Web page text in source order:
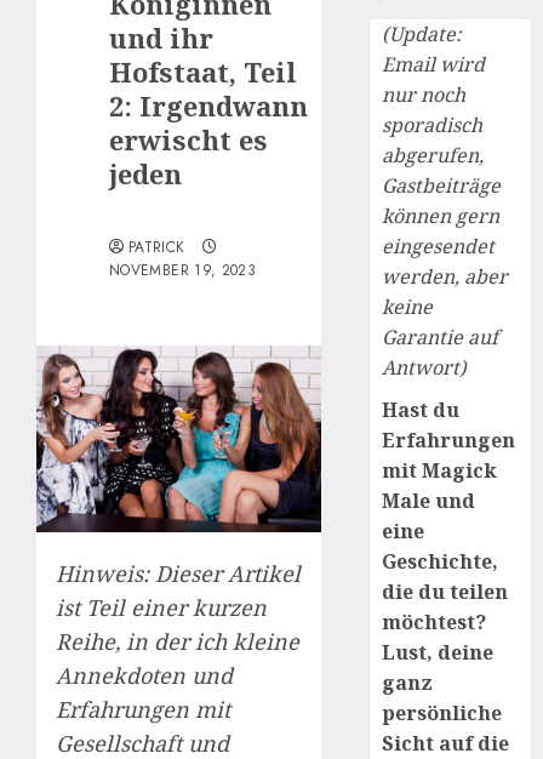
und ihr
Hofstaat, Teil
2: Irgendwann
erwischt es
jeden
PATRICK
NOVEMBER 19, 2023
Hinweis: Dieser Artikel
ist Teil einer kurzen
Reihe, in der ich kleine
Annekdoten und
Erfahrungen mit
Gesellschaft und
(Update:
Email wird
nur noch
sporadisch
abgerufen,
Gastbeiträge
können gern
eingesendet
werden, aber
keine
Garantie auf
Antwort)
Hast du
Erfahrungen
mit Magick
Male und
eine
Geschichte,
die du teilen
möchtest?
Lust, deine
ganz
persönliche
Sicht auf die